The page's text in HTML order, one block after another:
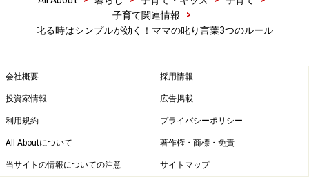
子育て関連情報
>
叱る時はシンプルが効く！ママの叱り言葉3つのルール
会社概要 採用情報
投資家情報 広告掲載
利用規約 プライバシーポリシー
All Aboutについて 著作権・商標・免責
当サイトの情報についての注意 サイトマップ